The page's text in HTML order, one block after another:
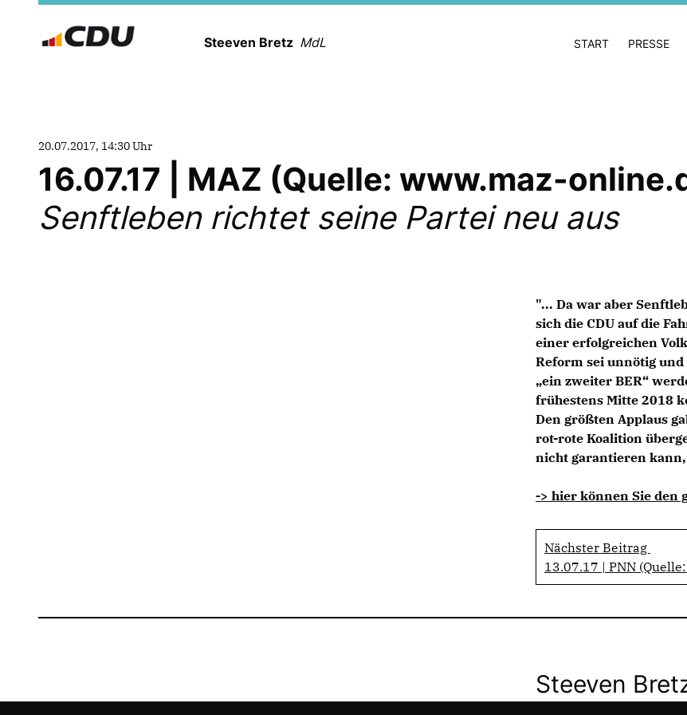
Steeven Bretz MdL START PRESSE
20.07.2017, 14:30 Uhr
16.07.17 | MAZ (Quelle: www.maz-
Senftleben richtet seine Partei neu aus
"... Da war aber
sich die CDU auf die
einer erfolgreichen
Reform sei unnötig
ein zweiter BER“
frühestens Mitte 2018
Den größten Applaus
rot-rote Koalition
nicht garantieren
-> hier können Sie den
Nächster Beitrag
13.07.17 | PNN
Steeven